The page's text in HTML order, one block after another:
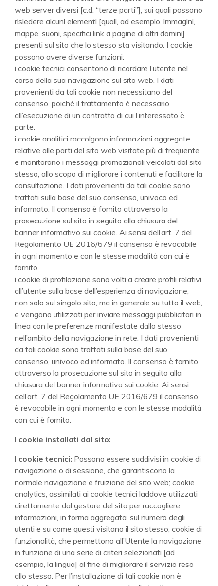
web server diversi [c.d. “terze parti”], sui quali possono
risiedere alcuni elementi [quali, ad esempio, immagini,
mappe, suoni, specifici link a pagine di altri domini]
presenti sul sito che lo stesso sta visitando. I cookie
possono avere diverse funzioni:
i cookie tecnici consentono di ricordare l’utente nel
corso della sua navigazione sul sito web. I dati
provenienti da tali cookie non necessitano del
consenso, poiché il trattamento è necessario
all’esecuzione di un contratto di cui l’interessato è
parte.
i cookie analitici raccolgono informazioni aggregate
relative alle parti del sito web visitate più di frequente
e monitorano i messaggi promozionali veicolati dal sito
stesso, allo scopo di migliorare i contenuti e facilitare la
consultazione. I dati provenienti da tali cookie sono
trattati sulla base del suo consenso, univoco ed
informato. Il consenso è fornito attraverso la
prosecuzione sul sito in seguito alla chiusura del
banner informativo sui cookie. Ai sensi dell’art. 7 del
Regolamento UE 2016/679 il consenso è revocabile
in ogni momento e con le stesse modalità con cui è
fornito.
i cookie di profilazione sono volti a creare profili relativi
all’utente sulla base dell’esperienza di navigazione,
non solo sul singolo sito, ma in generale su tutto il web,
e vengono utilizzati per inviare messaggi pubblicitari in
linea con le preferenze manifestate dallo stesso
nell’ambito della navigazione in rete. I dati provenienti
da tali cookie sono trattati sulla base del suo
consenso, univoco ed informato. Il consenso è fornito
attraverso la prosecuzione sul sito in seguito alla
chiusura del banner informativo sui cookie. Ai sensi
dell’art. 7 del Regolamento UE 2016/679 il consenso
è revocabile in ogni momento e con le stesse modalità
con cui è fornito.
I cookie installati dal sito:
I cookie tecnici: Possono essere suddivisi in cookie di
navigazione o di sessione, che garantiscono la
normale navigazione e fruizione del sito web; cookie
analytics, assimilati ai cookie tecnici laddove utilizzati
direttamente dal gestore del sito per raccogliere
informazioni, in forma aggregata, sul numero degli
utenti e su come questi visitano il sito stesso; cookie di
funzionalità, che permettono all’Utente la navigazione
in funzione di una serie di criteri selezionati [ad
esempio, la lingua] al fine di migliorare il servizio reso
allo stesso. Per l’installazione di tali cookie non è